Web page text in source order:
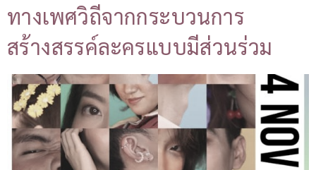
ทางเพศวิถีจากกระบวนการ
สร้างสรรค์ละครแบบมีส่วนร่วม